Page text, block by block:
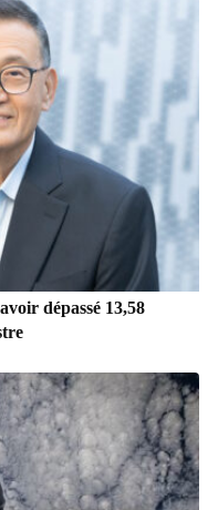
dépassé 13,58